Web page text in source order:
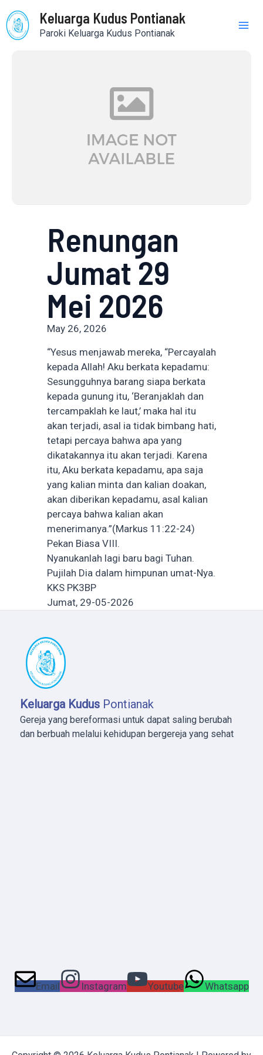
to
content
Keluarga Kudus Pontianak
Paroki Keluarga Kudus Pontianak
Renungan
Jumat 29
Mei 2026
May 26, 2026
“Yesus menjawab mereka, “Percayalah
kepada Allah! Aku berkata kepadamu:
Sesungguhnya barang siapa berkata
kepada gunung itu, ‘Beranjaklah dan
tercampaklah ke laut,’ maka hal itu
akan terjadi, asal ia tidak bimbang hati,
tetapi percaya bahwa apa yang
dikatakannya itu akan terjadi. Karena
itu, Aku berkata kepadamu, apa saja
yang kalian minta dan kalian doakan,
akan diberikan kepadamu, asal kalian
percaya bahwa kalian akan
menerimanya.”(Markus 11:22-24)
Pekan Biasa VIII.
Nyanukanlah lagi baru bagi Tuhan.
Pujilah Dia dalam himpunan umat-Nya.
KKS PK3BP
Jumat, 29-05-2026
Keluarga Kudus Pontianak
Gereja yang bereformasi untuk dapat saling berubah
dan berbuah melalui kehidupan bergereja yang sehat
Email Instagram Youtube Whatsapp